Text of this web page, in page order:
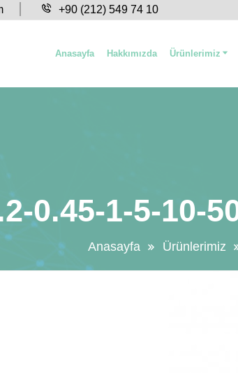
+90 (212) 549 74 10
Anasayfa Hakkımızda Ürünlerimiz
0.45-1-5-10-
Anasayfa Ürünlerimiz